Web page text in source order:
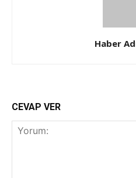
Haber
CEVAP VER